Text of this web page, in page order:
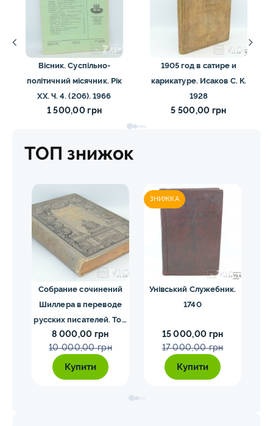
Вісник. Суспільно-
політичний місячник. Рік
XX. Ч. 4. (206). 1966
1 500,00 грн
1905 год в сатире и
карикатуре. Исаков С. К.
1928
5 500,00 грн
ТОП знижок
Собрание сочинений
Шиллера в переводе
русских писателей. Том
1-4. Шиллер 1901-1902
гг.
8 000,00 грн
10 000,00 грн
Купити
ЗНИЖКА
Унівський Служебник.
1740
15 000,00 грн
17 000,00 грн
Купити